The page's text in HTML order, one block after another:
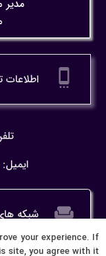
settings_cell
تلفن
ایمیل:
weekend شبکه
your experience. If
site, you agree with it.